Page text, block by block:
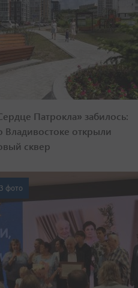
Патрокла» забилось:
Владивостоке открыли
сквер
фото